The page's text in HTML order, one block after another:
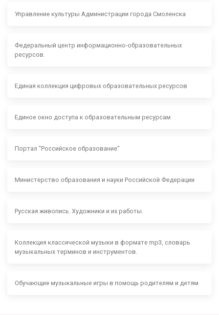
Управление культуры Администрации города Смоленска
Федеральный центр информационно-образовательных
ресурсов.
Единая коллекция цифровых образовательных ресурсов
Единое окно доступа к образовательным ресурсам
Портал "Российское образование"
Министерство образования и науки Российской Федерации
Русская живопись. Художники и их работы.
Коллекция классической музыки в формате mp3, словарь
музыкальных терминов и инструментов.
Обучающие музыкальные игры в помощь родителям и детям